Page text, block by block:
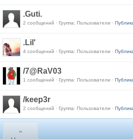
.Guti.
2 сообщений · Группа: Пользователи ·
.Lil'
4 сообщений · Группа: Пользователи ·
/7@RaV03
1 сообщений · Группа: Пользователи ·
/keep3r
2 сообщений · Группа: Пользователи ·
«